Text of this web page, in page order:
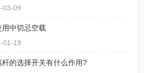
03-09
中切忌空载
01-19
的选择开关有什么作用?